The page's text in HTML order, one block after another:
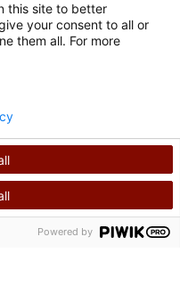
Copyright
SUCHEN
this site to better
your consent to all or
them all. For more
Powered by